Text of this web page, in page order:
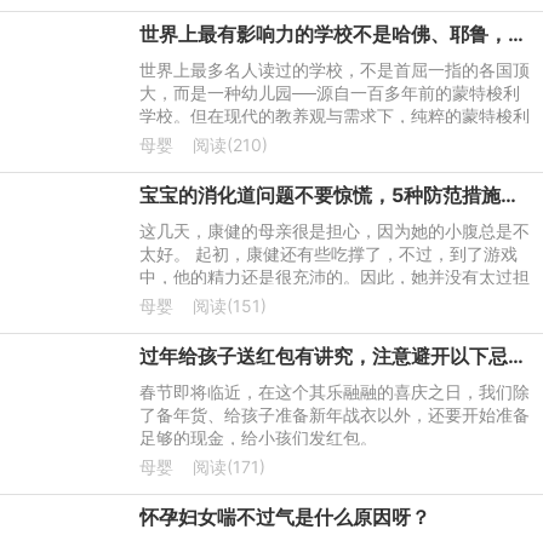
世界上最有影响力的学校不是哈佛、耶鲁，而是这种幼儿园！
世界上最多名人读过的学校，不是首屈一指的各国顶
大，而是一种幼儿园──源自一百多年前的蒙特梭利
学校。但在现代的教养观与需求下，纯粹的蒙特梭利
教学已经愈来愈少。学者找出其中成功的要素，让现
母婴 阅读(210)
宝宝的消化道问题不要惊慌，5种防范措施，6种应对措施，让孩子们少吃点苦头
这几天，康健的母亲很是担心，因为她的小腹总是不
太好。 起初，康健还有些吃撑了，不过，到了游戏
中，他的精力还是很充沛的。因此，她并没有太过担
心。
母婴 阅读(151)
过年给孩子送红包有讲究，注意避开以下忌讳，以免出了钱还得罪人
春节即将临近，在这个其乐融融的喜庆之日，我们除
了备年货、给孩子准备新年战衣以外，还要开始准备
足够的现金，给小孩们发红包。
母婴
阅读(171)
怀孕妇女喘不过气是什么原因呀？